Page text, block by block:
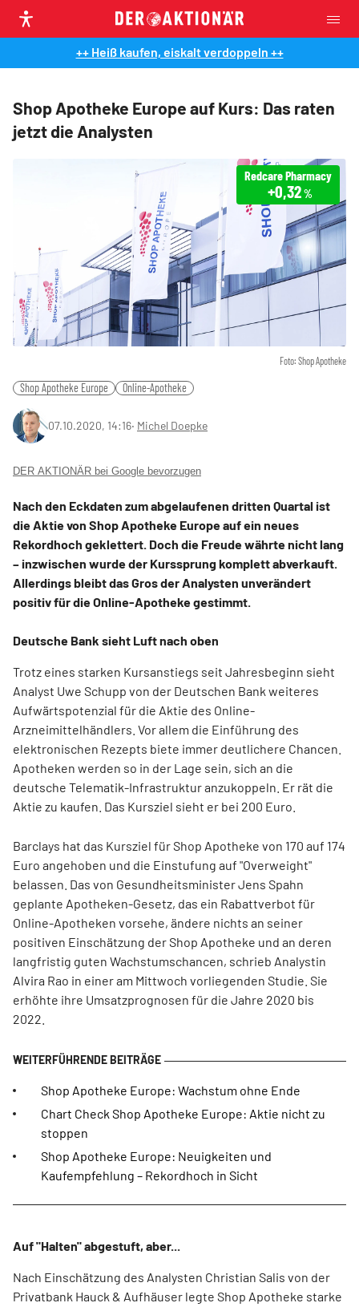
++ Heiß kaufen, eiskalt verdoppeln ++
Shop Apotheke Europe auf Kurs: Das raten
jetzt die Analysten
Foto: Shop Apotheke
Redcare Pharmacy
+0,32 %
Shop Apotheke Europe Online-Apotheke
07.10.2020, 14:16‧ Michel Doepke
DER AKTIONÄR bei Google bevorzugen
Nach den Eckdaten zum abgelaufenen dritten Quartal ist
die Aktie von Shop Apotheke Europe auf ein neues
Rekordhoch geklettert. Doch die Freude währte nicht lang
– inzwischen wurde der Kurssprung komplett abverkauft.
Allerdings bleibt das Gros der Analysten unverändert
positiv für die Online-Apotheke gestimmt.
Deutsche Bank sieht Luft nach oben
Trotz eines starken Kursanstiegs seit Jahresbeginn sieht
Analyst Uwe Schupp von der Deutschen Bank weiteres
Aufwärtspotenzial für die Aktie des Online-
Arzneimittelhändlers. Vor allem die Einführung des
elektronischen Rezepts biete immer deutlichere Chancen.
Apotheken werden so in der Lage sein, sich an die
deutsche Telematik-Infrastruktur anzukoppeln. Er rät die
Aktie zu kaufen. Das Kursziel sieht er bei 200 Euro.
Barclays hat das Kursziel für Shop Apotheke von 170 auf 174
Euro angehoben und die Einstufung auf "Overweight"
belassen. Das von Gesundheitsminister Jens Spahn
geplante Apotheken-Gesetz, das ein Rabattverbot für
Online-Apotheken vorsehe, ändere nichts an seiner
positiven Einschätzung der Shop Apotheke und an deren
langfristig guten Wachstumschancen, schrieb Analystin
Alvira Rao in einer am Mittwoch vorliegenden Studie. Sie
erhöhte ihre Umsatzprognosen für die Jahre 2020 bis
2022.
Shop Apotheke Europe: Wachstum ohne Ende
Chart Check Shop Apotheke Europe: Aktie nicht zu
stoppen
Shop Apotheke Europe: Neuigkeiten und
Kaufempfehlung – Rekordhoch in Sicht
Auf "Halten" abgestuft, aber...
Nach Einschätzung des Analysten Christian Salis von der
Privatbank Hauck & Aufhäuser legte Shop Apotheke starke